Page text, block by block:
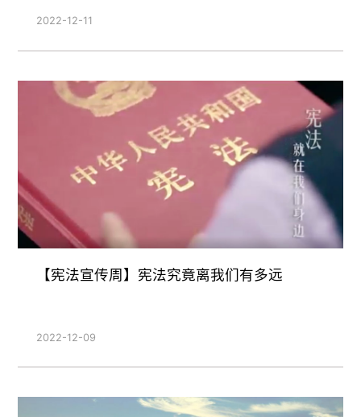
2022-12-11
【宪法宣传周】宪法究竟离我们有多远
2022-12-09